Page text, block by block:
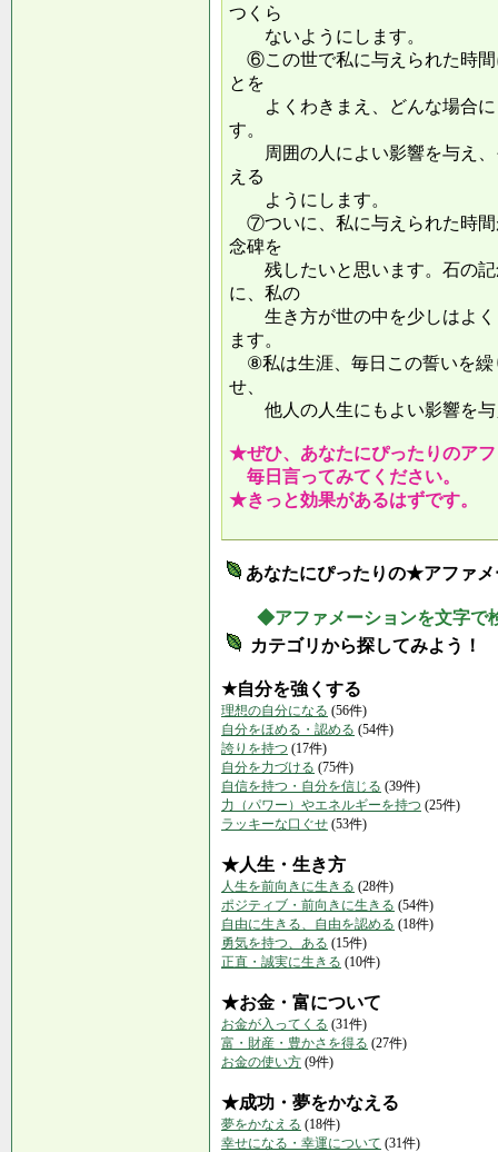
つくら
ないようにします。
⑥この世で私に与えられた時間
とを
よくわきまえ、どんな場合に
す。
周囲の人によい影響を与え、
える
ようにします。
⑦ついに、私に与えられた時間
念碑を
残したいと思います。石の記
に、私の
生き方が世の中を少しはよく
ます。
⑧私は生涯、毎日この誓いを繰
せ、
他人の人生にもよい影響
★ぜひ、あなたにぴったりのア
毎日言ってみてください。
★きっと効果があるはずです。
あなたにぴったりの★アファ
◆アファメーションを文字で
カテゴリから探してみよう！
★自分を強くする
理想の自分になる (56件)
自分をほめる・認める (54件)
誇りを持つ (17件)
自分を力づける (75件)
自信を持つ・自分を信じる (39件)
力（パワー）やエネルギーを持つ (25件)
ラッキーな口ぐせ (53件)
★人生・生き方
人生を前向きに生きる (28件)
ポジティブ・前向きに生きる (54件)
自由に生きる、自由を認める (18件)
勇気を持つ、ある (15件)
正直・誠実に生きる (10件)
★お金・富について
お金が入ってくる (31件)
富・財産・豊かさを得る (27件)
お金の使い方 (9件)
★成功・夢をかなえる
夢をかなえる (18件)
幸せになる・幸運について (31件)